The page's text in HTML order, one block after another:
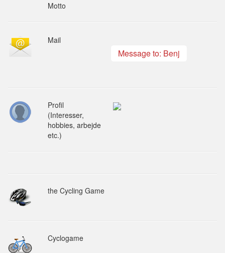
Motto
Mail
Message to: Benj
Profil
(Interesser,
hobbies, arbejde
etc.)
the Cycling Game
Cyclogame